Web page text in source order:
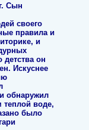
Сын
своего
правила и
и
он
Искуснее
обнаружил
воде,
было